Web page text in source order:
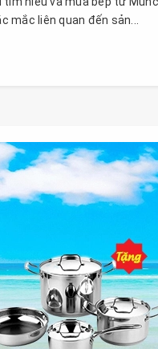
mắc liên quan đến sản...